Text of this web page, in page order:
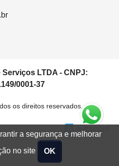
a segurança e melhorar
no site OK
LTDA - CNPJ:
0001-37
os direitos reservados.